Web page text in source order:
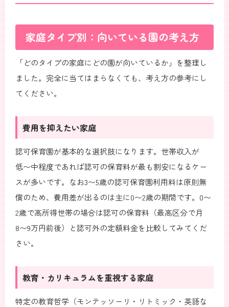
家庭タイプ別：向いている園の考え方
「どのタイプの家庭にどの園が向いているか」を整理し
ました。完全に当てはまらなくても、考え方の参考にし
てください。
費用を抑えたい家庭
認可保育園が基本的な選択肢になります。世帯収入が
低〜中程度であれば認可の保育料が最も割安になるケー
スが多いです。なお3〜5歳の認可保育園利用料は原則無
償のため、費用差が出るのは主に0〜2歳の期間です。0〜
2歳で高所得世帯の場合は認可の保育料（最高区分で月
8〜9万円前後）と認可外の定額料金を比較してみてくだ
さい。
教育・カリキュラムを重視する家庭
特定の教育哲学（モンテッソーリ・リトミック・英語な